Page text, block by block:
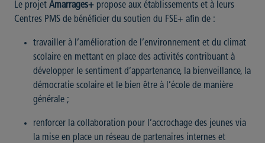
Le projet Amarrages+ propose aux établissements et à leurs
Centres PMS de bénéficier du soutien du FSE+ afin de :
travailler à l’amélioration de l’environnement et du climat
scolaire en mettant en place des activités contribuant à
développer le sentiment d’appartenance, la bienveillance, la
démocratie scolaire et le bien être à l’école de manière
générale ;
renforcer la collaboration pour l’accrochage des jeunes via
la mise en place un réseau de partenaires internes et